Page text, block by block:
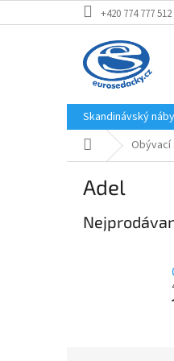
na
+420 774 777 512
Skandinávský
Domů
Adel